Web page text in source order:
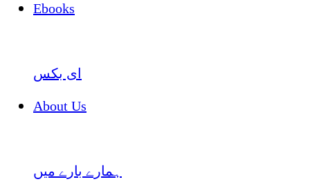
Ebooks
ای بکس
About Us
ہمارے بارے میں